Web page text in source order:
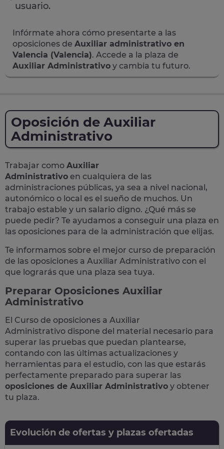
usuario.
Infórmate ahora cómo presentarte a las
oposiciones de Auxiliar administrativo en
Valencia (Valencia). Accede a la plaza de
Auxiliar Administrativo y cambia tu futuro.
Oposición de Auxiliar
Administrativo
Trabajar como Auxiliar
Administrativo en cualquiera de las
administraciones públicas, ya sea a nivel nacional,
autonómico o local es el sueño de muchos. Un
trabajo estable y un salario digno. ¿Qué más se
puede pedir? Te ayudamos a conseguir una plaza en
las oposiciones para de la administración que elijas.
Te informamos sobre el mejor curso de preparación
de las oposiciones a Auxiliar Administrativo con el
que lograrás que una plaza sea tuya.
Preparar Oposiciones Auxiliar
Administrativo
El Curso de oposiciones a Auxiliar
Administrativo dispone del material necesario para
superar las pruebas que puedan plantearse,
contando con las últimas actualizaciones y
herramientas para el estudio, con las que estarás
perfectamente preparado para superar las
oposiciones de Auxiliar Administrativo y obtener
tu plaza.
Evolución de ofertas y plazas ofertadas